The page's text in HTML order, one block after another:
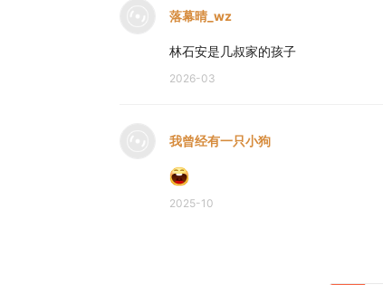
落幕晴_wz
林石安是几叔家的孩子
2026-03
我曾经有一只小狗
2025-10